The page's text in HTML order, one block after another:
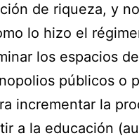
de riqueza, y
lo hizo el
los espacios
públicos o
incrementar la
a la educación